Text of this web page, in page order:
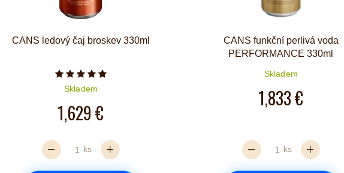
CANS ledový čaj broskev 330ml
Počet hvězdiček je 5 z 5
Skladem
1,629 €
ks
CANS funkční perlivá voda
PERFORMANCE 330ml
Skladem
1,833 €
ks